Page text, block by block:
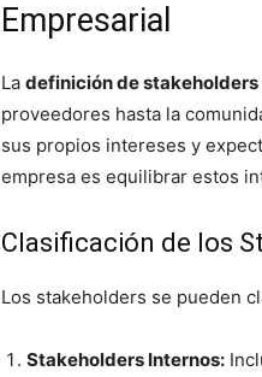
Empresarial
La definición de stakeholders
proveedores hasta la
sus propios intereses y
empresa es equilibrar estos
Clasificación de los
Los stakeholders se pueden
Stakeholders Internos: